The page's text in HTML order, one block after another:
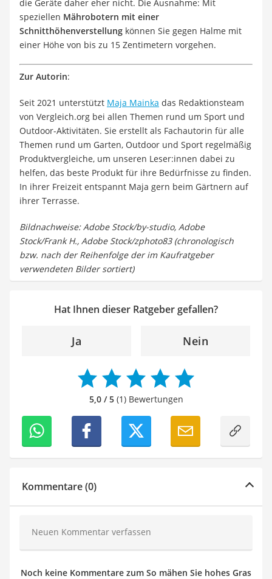
die Geräte daher eher nicht. Die Ausnahme: Mit
speziellen Mährobotern mit einer
Schnitthöhenverstellung können Sie gegen Halme mit
einer Höhe von bis zu 15 Zentimetern vorgehen.
Zur Autorin:
Seit 2021 unterstützt Maja Mainka das Redaktionsteam
von Vergleich.org bei allen Themen rund um Sport und
Outdoor-Aktivitäten. Sie erstellt als Fachautorin für alle
Themen rund um Garten, Outdoor und Sport regelmäßig
Produktvergleiche, um unseren Leser:innen dabei zu
helfen, das beste Produkt für ihre Bedürfnisse zu finden.
In ihrer Freizeit entspannt Maja gern beim Gärtnern auf
ihrer Terrasse.
Bildnachweise: Adobe Stock/by-studio, Adobe
Stock/Frank H., Adobe Stock/zphoto83 (chronologisch
bzw. nach der Reihenfolge der im Kaufratgeber
verwendeten Bilder sortiert)
Hat Ihnen dieser Ratgeber gefallen?
Ja Nein
5,0 / 5(1) Bewertungen
Kommentare (0)
Neuen Kommentar verfassen
Noch keine Kommentare zum So mähen Sie hohes Gras